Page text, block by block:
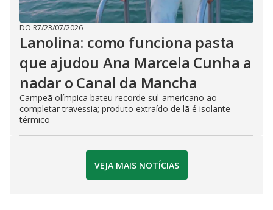
DO R7/23/07/2026
Lanolina: como funciona pasta
que ajudou Ana Marcela Cunha a
nadar o Canal da Mancha
Campeã olímpica bateu recorde sul-americano ao
completar travessia; produto extraído de lã é isolante
térmico
VEJA MAIS NOTÍCIAS